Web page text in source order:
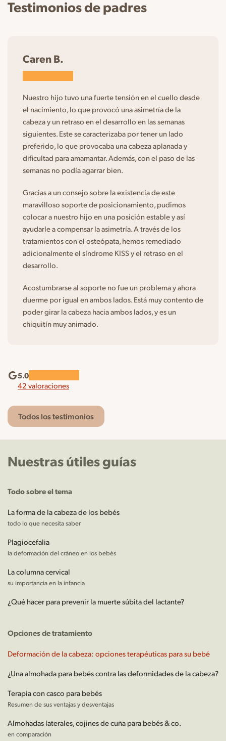
Testimonios de padres
Caren B.
Nuestro hijo tuvo una fuerte tensión en el cuello desde
el nacimiento, lo que provocó una asimetría de la
cabeza y un retraso en el desarrollo en las semanas
siguientes. Este se caracterizaba por tener un lado
preferido, lo que provocaba una cabeza aplanada y
dificultad para amamantar. Además, con el paso de las
semanas no podía agarrar bien.
Gracias a un consejo sobre la existencia de este
maravilloso soporte de posicionamiento, pudimos
colocar a nuestro hijo en una posición estable y así
ayudarle a compensar la asimetría. A través de los
tratamientos con el osteópata, hemos remediado
adicionalmente el síndrome KISS y el retraso en el
desarrollo.
Acostumbrarse al soporte no fue un problema y ahora
duerme por igual en ambos lados. Está muy contento de
poder girar la cabeza hacia ambos lados, y es un
chiquitín muy animado.
5.0
42 valoraciones
Todos los testimonios
Nuestras útiles guías
Todo sobre el tema
La forma de la cabeza de los bebés
todo lo que necesita saber
Plagiocefalia
la deformación del cráneo en los bebés
La columna cervical
su importancia en la infancia
¿Qué hacer para prevenir la muerte súbita del lactante?
Opciones de tratamiento
Deformación de la cabeza: opciones terapéuticas para su bebé
¿Una almohada para bebés contra las deformidades de la cabeza?
Terapia con casco para bebés
Resumen de sus ventajas y desventajas
Almohadas laterales, cojines de cuña para bebés & co.
en comparación